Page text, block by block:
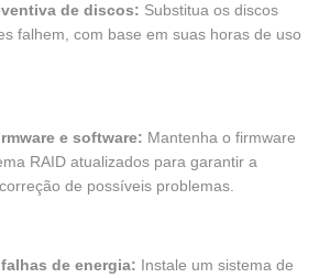
de discos: Substitua os discos
falhem, com base em suas horas de uso
e software: Mantenha o firmware
RAID atualizados para garantir a
de possíveis problemas.
de energia: Instale um sistema de